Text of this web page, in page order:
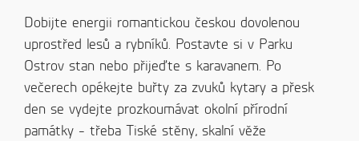
Dobijte energii romantickou českou dovolenou
uprostřed lesů a rybníků. Postavte si v Parku
Ostrov stan nebo přijeďte s karavanem. Po
večerech opékejte buřty za zvuků kytary a přesk
den se vydejte prozkoumávat okolní přírodní
památky - třeba Tiské stěny, skalní věže